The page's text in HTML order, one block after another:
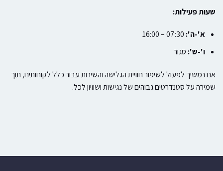
שעות פעילות:
א'-ה':
ו'-ש': סגור
אנו נמשיך לפעול לשיפור חוויית הגלישה והשירות עבור כלל לקוחותינו, תוך
שמירה על סטנדרטים גבוהים של נגישות ושוויון לכל.